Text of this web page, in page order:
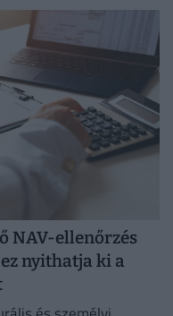
NAV-ellenőrzés
nyithatja ki a